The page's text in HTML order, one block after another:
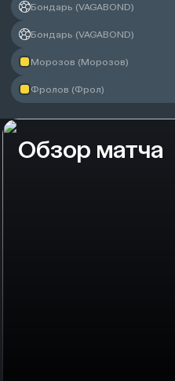
Бондарь (VAGABOND)
Бондарь (VAGABOND)
Морозов (Морозов)
Фролов (Фрол)
Обзор матча